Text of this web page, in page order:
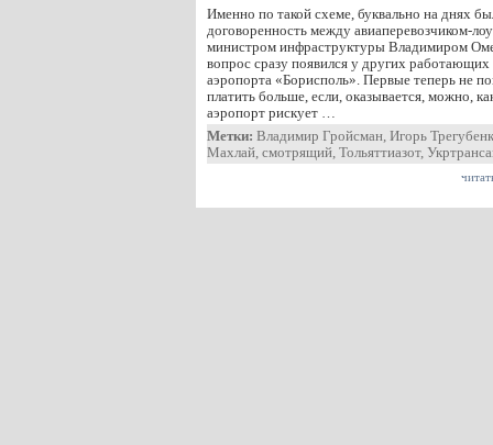
Именно по такой схеме, буквально на днях
договоренность между авиаперевозчиком-
министром инфраструктуры Владимиром
вопрос сразу появился у других
аэропорта «Борисполь». Первые теперь не
платить больше, если, оказывается, можно,
аэропорт рискует …
Метки: Владимир Гройсман, Игорь
Махлай, смотрящий, Тольяттиазот,